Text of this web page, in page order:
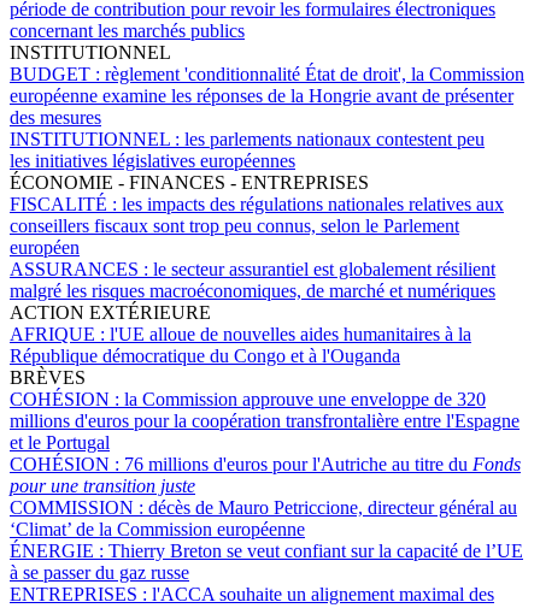
période de contribution pour revoir les formulaires électroniques
concernant les marchés publics
INSTITUTIONNEL
BUDGET : règlement 'conditionnalité État de droit', la Commission
européenne examine les réponses de la Hongrie avant de présenter
des mesures
INSTITUTIONNEL : les parlements nationaux contestent peu
les initiatives législatives européennes
ÉCONOMIE - FINANCES - ENTREPRISES
FISCALITÉ : les impacts des régulations nationales relatives aux
conseillers fiscaux sont trop peu connus, selon le Parlement
européen
ASSURANCES : le secteur assurantiel est globalement résilient
malgré les risques macroéconomiques, de marché et numériques
ACTION EXTÉRIEURE
AFRIQUE : l'UE alloue de nouvelles aides humanitaires à la
République démocratique du Congo et à l'Ouganda
BRÈVES
COHÉSION : la Commission approuve une enveloppe de 320
millions d'euros pour la coopération transfrontalière entre l'Espagne
et le Portugal
COHÉSION : 76 millions d'euros pour l'Autriche au titre du Fonds
pour une transition juste
COMMISSION : décès de Mauro Petriccione, directeur général au
‘Climat’ de la Commission européenne
ÉNERGIE : Thierry Breton se veut confiant sur la capacité de l’UE
à se passer du gaz russe
ENTREPRISES : l'ACCA souhaite un alignement maximal des